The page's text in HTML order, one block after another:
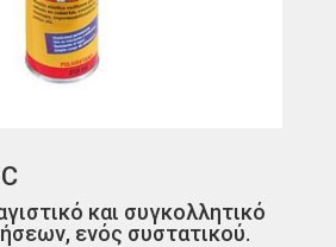
και συγκολλητικό
ενός συστατικού.